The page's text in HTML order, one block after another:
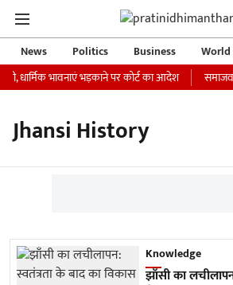
News Politics Business World
धार्मिक भावनाएं भड़काने पर कोर्ट का आदेश
Jhansi History
Knowledge
झाँसी का